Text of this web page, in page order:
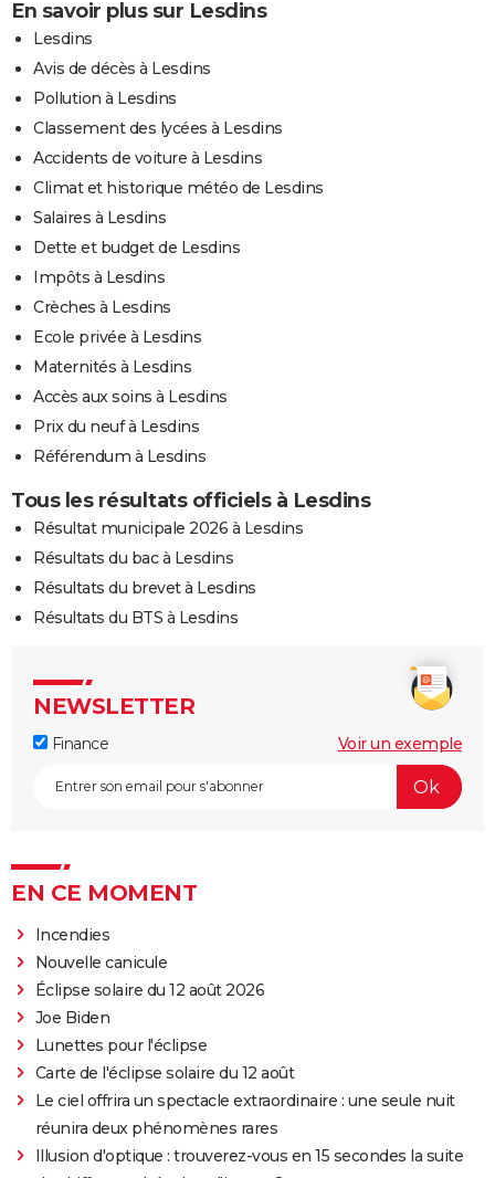
En savoir plus sur Lesdins
Lesdins
Avis de décès à Lesdins
Pollution à Lesdins
Classement des lycées à Lesdins
Accidents de voiture à Lesdins
Climat et historique météo de Lesdins
Salaires à Lesdins
Dette et budget de Lesdins
Impôts à Lesdins
Crèches à Lesdins
Ecole privée à Lesdins
Maternités à Lesdins
Accès aux soins à Lesdins
Prix du neuf à Lesdins
Référendum à Lesdins
Tous les résultats officiels à Lesdins
Résultat municipale 2026 à Lesdins
Résultats du bac à Lesdins
Résultats du brevet à Lesdins
Résultats du BTS à Lesdins
NEWSLETTER
Finance Voir un exemple
EN CE MOMENT
Incendies
Nouvelle canicule
Éclipse solaire du 12 août 2026
Joe Biden
Lunettes pour l'éclipse
Carte de l'éclipse solaire du 12 août
Le ciel offrira un spectacle extraordinaire : une seule nuit
réunira deux phénomènes rares
Illusion d'optique : trouverez-vous en 15 secondes la suite